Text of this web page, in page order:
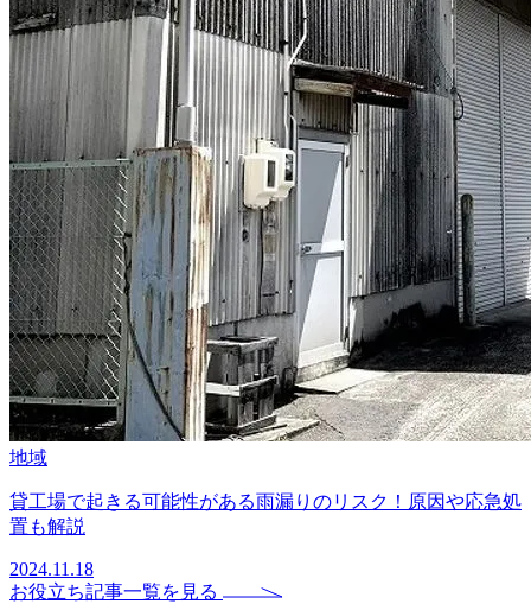
地域
貸工場で起きる可能性がある雨漏りのリスク！原因や応急処
置も解説
2024.11.18
お役立ち記事一覧を見る